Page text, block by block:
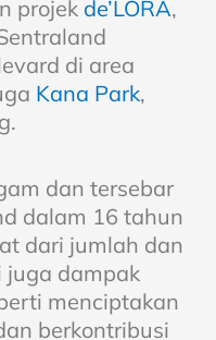
projek de’LORA,
di area
Kana Park,
dan tersebar
dalam 16 tahun
dari jumlah dan
juga dampak
menciptakan
berkontribusi